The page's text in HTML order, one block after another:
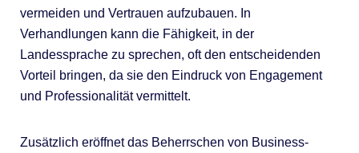
vermeiden und Vertrauen aufzubauen. In
Verhandlungen kann die Fähigkeit, in der
Landessprache zu sprechen, oft den entscheidenden
Vorteil bringen, da sie den Eindruck von Engagement
und Professionalität vermittelt.
Zusätzlich eröffnet das Beherrschen von Business-